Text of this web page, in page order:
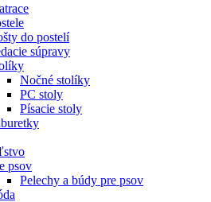
do postelí
súpravy
Nočné stolíky
PC stoly
Písacie stoly
psov
Pelechy a búdy pre psov